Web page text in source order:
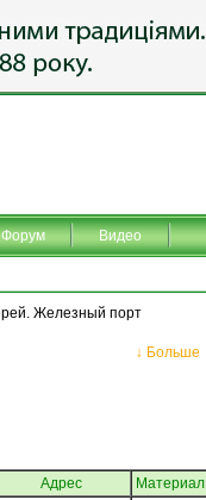
Форум Видео
Железный порт
↓ Больше
Адрес Материал